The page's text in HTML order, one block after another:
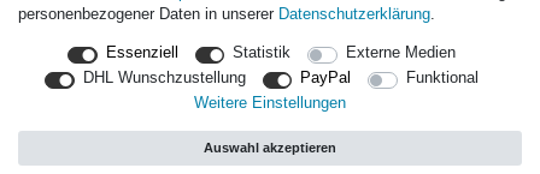
Versand
Durchschnittliche Bewertung von paintball.debei Trustami:
14.000
Bewertungen
Bewertungsgrundlage des Anbieters: 3 Verkaufs- und 3
Bewertungsplattformen
22 Jahre Erfahrung
personenbezogener Daten in unserer Daten­schutz­erklärung.
Essenziell Statistik
Externe Medien
DHL Wunschzustellung
PayPal
Funktional
Weitere Einstellungen
Auswahl akzeptieren